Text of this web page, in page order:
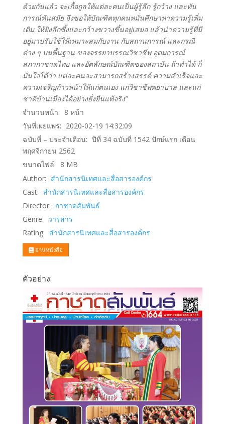
ด้วยกันแล้ว จะเกื้อกูลให้แต่ละคนเป็นผู้รู้ลึก รู้กว้าง และทัน
การณ์ทันสมัย จึงขอให้บัณฑิตทุกคนหมั่นศึกษาหาความรู้เพิ่ม
เติม ให้ยิ่งลึกซึ้งและกว้างขวางขึ้นอยู่เสมอ แล้วนําความรู้ที่มี
อยู่มาปรับใช้ให้เหมาะสมกับงาน กับสถานการณ์ และกรณี
ต่าง ๆ บนพื้นฐาน ของจรรยาบรรณวิชาชีพ อุดมการณ์
สภากาชาดไทย และอัตลักษณ์บัณฑิตของสถาบัน ถ้าทําได้ ก็
มั่นใจได้ว่า แต่ละคนจะสามารถสร้างสรรค์ ความสําเร็จและ
ความเจริญก้าวหน้าให้แก่ตนเอง แก่วิชาชีพพยาบาล และแก่
ชาติบ้านเมืองได้อย่างยั่งยืนแท้จริง”
จำนวนหน้า: 8 หน้า
วันที่เผยแพร่: 2020-02-19 14:32:09
ฉบับที่ – ประจำเดือน: ปีที่ 34 ฉบับที่ 1542 ปักษ์แรก เดือน
พฤศจิกายน 2562
ขนาดไฟล์: 8 MB
Author: สำนักสารนิเทศและสื่อสารองค์กร
Cast: สำนักสารนิเทศและสื่อสารองค์กร
Director: กาชาดสัมพันธ์
Genre: วารสาร
Rating: สำนักสารนิเทศและสื่อสารองค์กร
อ่านหนังสือ
ตัวอย่าง: